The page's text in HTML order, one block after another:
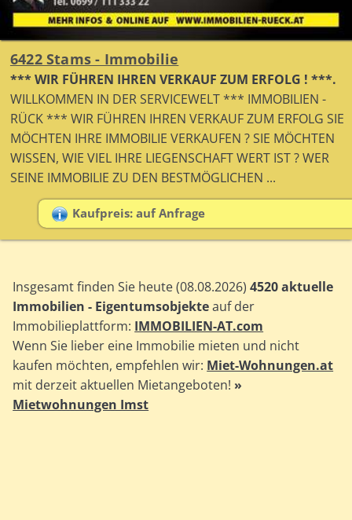
6422 Stams - Immobilie
*** WIR FÜHREN IHREN VERKAUF ZUM ERFOLG ! ***.
WILLKOMMEN IN DER SERVICEWELT *** IMMOBILIEN -
RÜCK *** WIR FÜHREN IHREN VERKAUF ZUM ERFOLG SIE
MÖCHTEN IHRE IMMOBILIE VERKAUFEN ? SIE MÖCHTEN
WISSEN, WIE VIEL IHRE LIEGENSCHAFT WERT IST ? WER
SEINE IMMOBILIE ZU DEN BESTMÖGLICHEN ...
Kaufpreis: auf Anfrage
Insgesamt finden Sie heute (08.08.2026)4520 aktuelle
Immobilien - Eigentumsobjekteauf der
Immobilieplattform: IMMOBILIEN-AT.com
Wenn Sie lieber eine Immobilie mieten und nicht
kaufen möchten, empfehlen wir: Miet-Wohnungen.at
mit derzeit aktuellen Mietangeboten! »
Mietwohnungen Imst